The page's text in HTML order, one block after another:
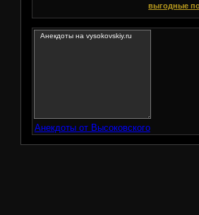
выгодные
Анекдоты от Высоковского